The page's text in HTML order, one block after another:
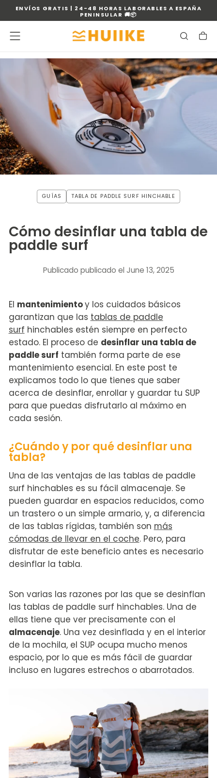
SALTAR
ENVÍOS GRATIS | 24-48 HORAS LABORABLES A ESPAÑA
PENINSULAR 🚚📦
GUÍAS TABLA DE PADDLE SURF HINCHABLE
Cómo desinflar una tabla de
paddle surf
Publicado publicado el June 13, 2025
El mantenimientoy los cuidados básicos
garantizan que las tablas de paddle
surf hinchables estén siempre en perfecto
estado. El proceso de desinflar una tabla de
paddle surf también forma parte de ese
mantenimiento esencial. En este post te
explicamos todo lo que tienes que saber
acerca de desinflar, enrollar y guardar tu SUP
para que puedas disfrutarlo al máximo en
cada sesión.
¿Cuándo y por qué desinflar una
tabla?
Una de las ventajas de las tablas de paddle
surf hinchables es su fácil almacenaje. Se
pueden guardar en espacios reducidos, como
un trastero o un simple armario, y, a diferencia
de las tablas rígidas, también son más
cómodas de llevar en el coche. Pero, para
disfrutar de este beneficio antes es necesario
desinflar la tabla.
Son varias las razones por las que se desinflan
las tablas de paddle surf hinchables. Una de
ellas tiene que ver precisamente con el
almacenaje. Una vez desinflada y en el interior
de la mochila, el SUP ocupa mucho menos
espacio, por lo que es más fácil de guardar
incluso en lugares estrechos o abarrotados.